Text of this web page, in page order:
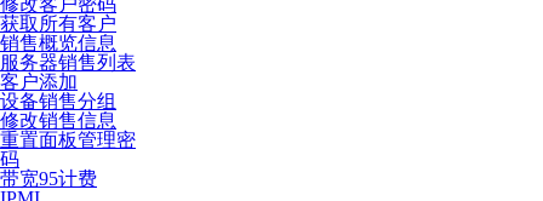
修改客户密码
获取所有客户
销售概览信息
服务器销售列表
客户添加
设备销售分组
修改销售信息
重置面板管理密
码
带宽95计费